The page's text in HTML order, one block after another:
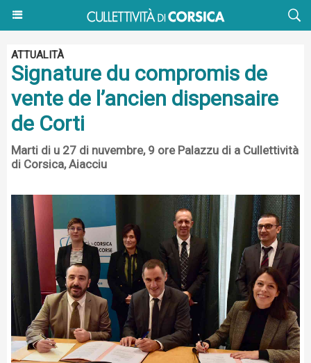
ATTUALITÀ
Signature du compromis de
vente de l’ancien dispensaire
de Corti
Marti di u 27 di nuvembre, 9 ore Palazzu di a Cullettività
di Corsica, Aiacciu